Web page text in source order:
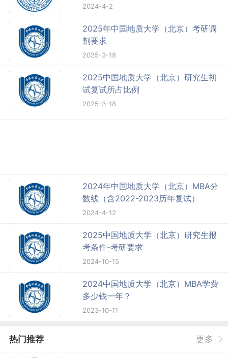
2024-4-2
2025年中国地质大学（北京）考研调
剂要求
2025-3-18
2025中国地质大学（北京）研究生初
试复试所占比例
2025-3-18
2024年中国地质大学（北京）MBA分
数线（含2022-2023历年复试）
2024-4-12
2025中国地质大学（北京）研究生报
考条件-考研要求
2024-10-15
2024中国地质大学（北京）MBA学费
多少钱一年？
2023-10-11
热门推荐 更多